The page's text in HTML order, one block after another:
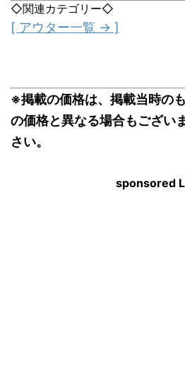
◇関連カテゴリー◇
[ アウター一覧 → ]
※掲載の価格は、掲載当時の
の価格と異なる場合もござい
さい。
sponsored